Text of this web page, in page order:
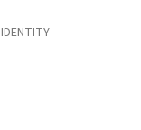
IDENTITY